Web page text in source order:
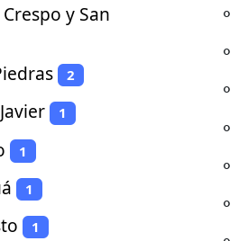
y San
2
1
1
1
1
⚬
⚬
⚬
⚬
⚬
⚬